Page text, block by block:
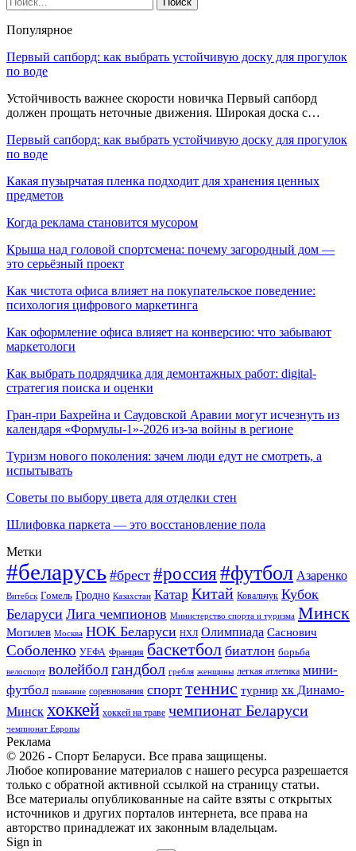
Популярное
Первый сапборд: как выбрать устойчивую доску для прогулок
по воде
Устойчивость важнее скорости новичка Первый сапборд
должен прощать неточные движения. Широкая доска с…
Первый сапборд: как выбрать устойчивую доску для прогулок
по воде
Какая пузырчатая пленка подходит для хранения ценных
предметов
Когда реклама становится мусором
Крыша над головой спортсмена: почему загородный дом —
это серьёзный проект
Как чистота офиса влияет на покупательское поведение:
психология цифрового маркетинга
Как оформление офиса влияет на конверсию: что забывают
маркетологи
Как выбрать подрядчика для демонтажных работ: digital-
стратегия поиска и оценки
Гран-при Бахрейна и Саудовской Аравии могут исчезнуть из
календаря «Формулы-1»-2026 из-за войны в регионе
Туризм нового поколения: зачем люди едут не смотреть, а
испытывать
Советы по выбору цвета для отделки стен
Шлифовка паркета — это восстановление пола
Метки
#беларусь #брест #россия#футбол Азаренко
Витебск Гомель Гродно Казахстан Катар Китай Ковальчук Кубок
Беларуси Лига чемпионов Министерство спорта и туризма Минск
Могилев Москва НОК Беларуси НХЛ Олимпиада Саснович
Соболенко УЕФА Франция баскетбол биатлон борьба
велоспорт волейболгандбол гребля женщины легкая атлетика мини-
футбол плавание соревнования спорт теннис турнир хк Динамо-
Минск хоккей хоккей на траве чемпионат Беларуси
чемпионат Европы
Реклама
© 2026 - Спорт Беларуси. Все права защищены.
Любое копирование материалов с нашего ресурса разрешается
только с обратной активной ссылкой на страницу статьи.
Все материалы опубликованные на сайте взяты с открытых
источников и других порталов интернета, все права на
авторство принадлежат их законным владельцам.
Sign in